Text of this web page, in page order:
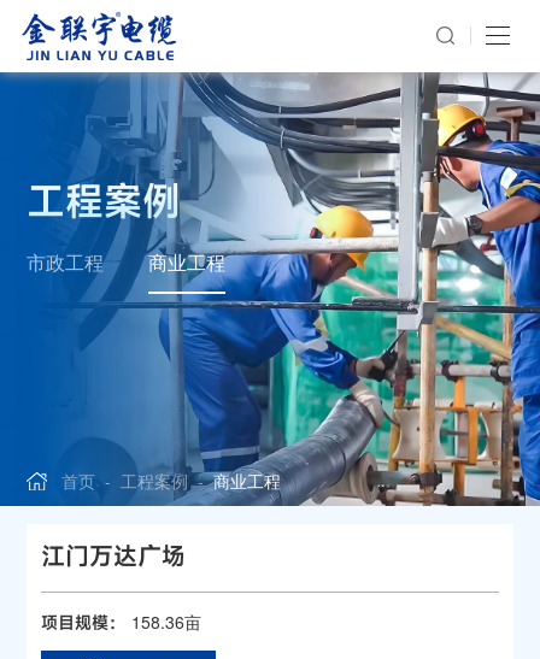
工程案例
市政工程 商业工程
首页 -工程案例-商业工程
江门万达广场
项目规模： 158.36亩